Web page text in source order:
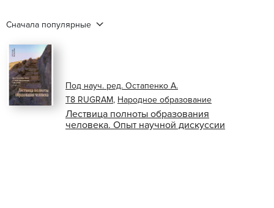
Сначала популярные
Лествица полноты образования
человека. Опыт научной дискуссии
Под науч. ред. Остапенко А.
Т8 RUGRAM, Народное образование